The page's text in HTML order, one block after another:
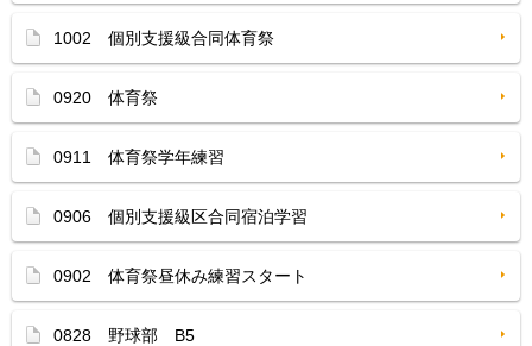
1002 個別支援級合同体育祭
0920 体育祭
0911 体育祭学年練習
0906 個別支援級区合同宿泊学習
0902 体育祭昼休み練習スタート
0828 野球部 B5